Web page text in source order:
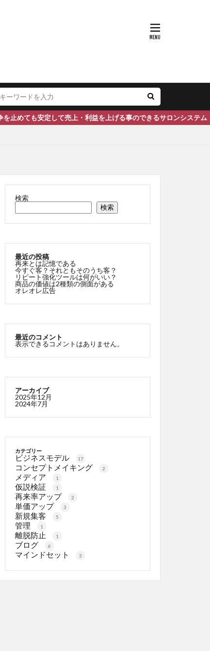
上・利益を上げる事のできるサロンシステム「オンリーワンサロ
検索
検索
最近の投稿
再来とは記憶である
今すぐ客？それともそのうち客？
リピート強化ツールは何がいい？
商品の価値は2種類の側面がある
オレオレ広告
最近のコメント
表示できるコメントはありません。
アーカイブ
2025年12月
2024年7月
カテゴリー
ビジネスモデル 17
コンセプトメイキング 2
メディア 1
仮説検証 1
再来率アップ 2
単価アップ 3
新規集客 5
管理 1
離脱防止 1
ブログ 6
マインドセット 3